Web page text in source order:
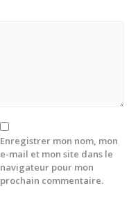
Enregistrer mon nom, mon
e-mail et mon site dans le
navigateur pour mon
prochain commentaire.